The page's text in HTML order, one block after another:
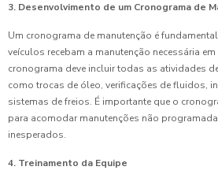
3. Desenvolvimento de um Cronograma de
Um cronograma de manutenção é
veículos recebam a manutenção necessária
cronograma deve incluir todas as atividades
como trocas de óleo, verificações de fluidos,
sistemas de freios. É importante que o
para acomodar manutenções não
inesperados.
4. Treinamento da Equipe